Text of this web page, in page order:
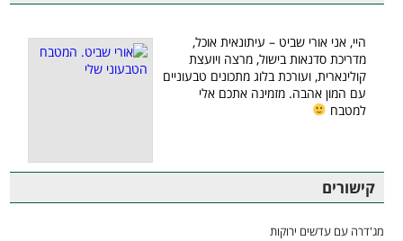
היי, אני אורי שביט – עיתונאית אוכל,
מדריכת סדנאות בישול, מרצה ויועצת
קולינארית, ועורכת בלוג מתכונים טבעוניים
עם המון אהבה. מזמינה אתכם אלי
למטבח
קישורים
מג'דרה עם עדשים ירוקות